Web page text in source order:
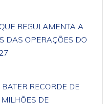
REGULAMENTA A
DAS OPERAÇÕES DO
RECORDE DE
DE